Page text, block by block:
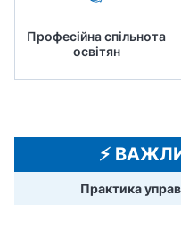
Професійна спільнота
освітян
⚡️
Практика